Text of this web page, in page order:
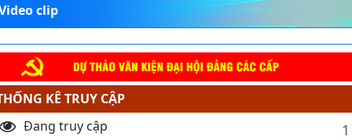
clip
KÊ TRUY CẬP
Đang truy cập
1